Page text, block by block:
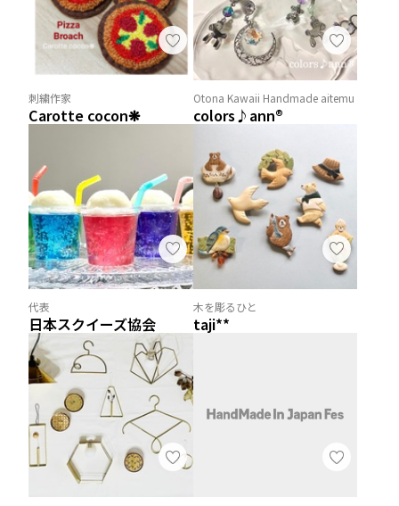
刺繍作家
Carotte cocon❋
Otona Kawaii Handmade aitemu
colors♪ann®︎
代表
日本スクイーズ協会
木を彫るひと
taji**